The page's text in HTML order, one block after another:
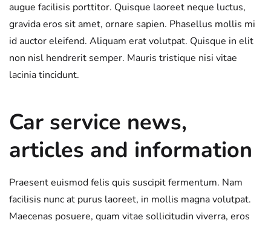
augue facilisis porttitor. Quisque laoreet neque luctus,
gravida eros sit amet, ornare sapien. Phasellus mollis mi
id auctor eleifend. Aliquam erat volutpat. Quisque in elit
non nisl hendrerit semper. Mauris tristique nisi vitae
lacinia tincidunt.
Car service news,
articles and information
Praesent euismod felis quis suscipit fermentum. Nam
facilisis nunc at purus laoreet, in mollis magna volutpat.
Maecenas posuere, quam vitae sollicitudin viverra, eros